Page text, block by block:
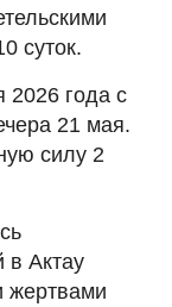
суток.
2026 года с
21 мая.
силу 2
в Актау
жертвами